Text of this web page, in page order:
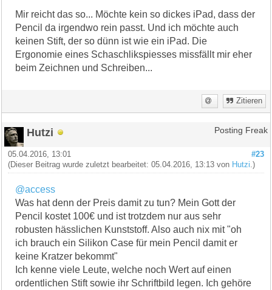
Mir reicht das so... Möchte kein so dickes iPad, dass der
Pencil da irgendwo rein passt. Und ich möchte auch
keinen Stift, der so dünn ist wie ein iPad. Die
Ergonomie eines Schaschlikspiesses missfällt mir eher
beim Zeichnen und Schreiben...
Zitieren
Hutzi Posting Freak
#23
05.04.2016, 13:01
(Dieser Beitrag wurde zuletzt bearbeitet: 05.04.2016, 13:13 von Hutzi .)
@access
Was hat denn der Preis damit zu tun? Mein Gott der
Pencil kostet 100€ und ist trotzdem nur aus sehr
robusten hässlichen Kunststoff. Also auch nix mit "oh
ich brauch ein Silikon Case für mein Pencil damit er
keine Kratzer bekommt"
Ich kenne viele Leute, welche noch Wert auf einen
ordentlichen Stift sowie ihr Schriftbild legen. Ich gehöre